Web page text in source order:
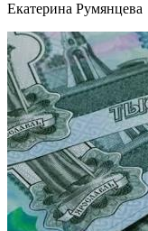
Екатерина Румянцева